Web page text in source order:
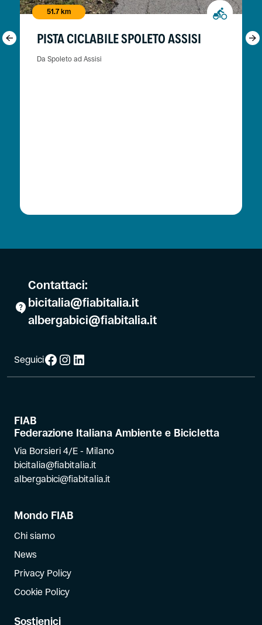
51.7 km
PISTA CICLABILE SPOLETO ASSISI
Da Spoleto ad Assisi
Contattaci:
bicitalia@fiabitalia.it
albergabici@fiabitalia.it
SeguiciFacebook
Instagram
LinkedIn
FIAB
Federazione Italiana Ambiente e Bicicletta
Via Borsieri 4/E - Milano
bicitalia@fiabitalia.it
albergabici@fiabitalia.it
Mondo FIAB
Chi siamo
News
Privacy Policy
Cookie Policy
Sostienici